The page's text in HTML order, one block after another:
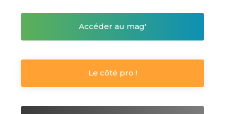
Accéder au mag'
Le côté pro !